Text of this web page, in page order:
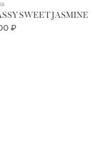
SWEET JASMINE
₽